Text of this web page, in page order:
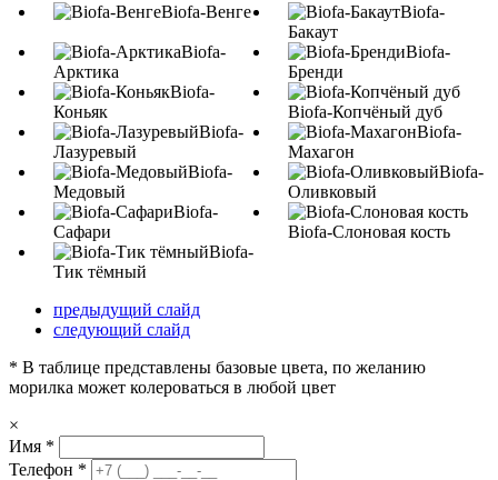
Biofa-Венге
Biofa-
Бакаут
Biofa-
Арктика
Biofa-
Бренди
Biofa-
Коньяк
Biofa-Копчёный дуб
Biofa-
Лазуревый
Biofa-
Махагон
Biofa-
Медовый
Biofa-
Оливковый
Biofa-
Сафари
Biofa-Слоновая кость
Biofa-
Тик тёмный
предыдущий слайд
следующий слайд
* В таблице представлены базовые цвета, по желанию
морилка может колероваться в любой цвет
×
Имя *
Телефон *